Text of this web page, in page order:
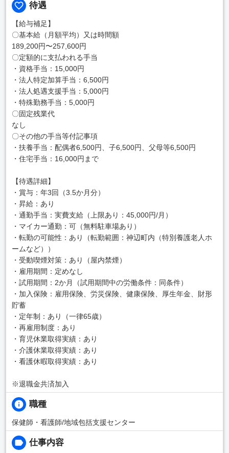
待遇
【給与補足】
〇基本給（月額平均）又は時間額
189,200円〜257,600円
〇定額的に支払われる手当
・資格手当：15,000円
・法人特定加算手当：6,500円
・法人処遇支援手当：5,000円
・特殊勤務手当：5,000円
〇固定残業代
なし
〇その他の手当等付記事項
・扶養手当：配偶者6,500円、子6,500円、父母等6,500円
・住宅手当：16,000円まで
【待遇詳細】
・賞与：年3回（3.5か月分）
・昇給：あり
・通勤手当：実費支給（上限あり：45,000円/月）
・マイカー通勤：可（無料駐車場あり）
・転勤の可能性：あり（転勤範囲：神辺町内（特別養護老人ホ
ームなど））
・受動喫煙対策：あり（屋内禁煙）
・雇用期間：定めなし
・試用期間：2か月（試用期間中の労働条件：同条件）
・加入保険：雇用保険、労災保険、健康保険、厚生年金、財形
貯蓄
・定年制：あり（一律65歳）
・再雇用制度：あり
・育児休業取得実績：あり
・介護休業取得実績：あり
・看護休暇取得実績：あり
※退職金共済加入
職種
保健師・看護師/地域包括支援センター
仕事内容